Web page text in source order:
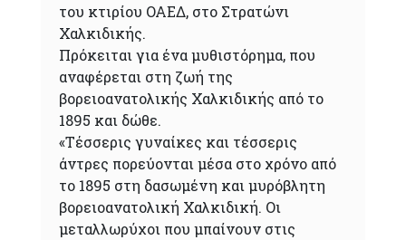
του κτιρίου ΟΑΕΔ, στο Στρατώνι
Χαλκιδικής.
Πρόκειται για ένα μυθιστόρημα, που
αναφέρεται στη ζωή της
βορειοανατολικής Χαλκιδικής από το
1895 και δώθε.
«Τέσσερις γυναίκες και τέσσερις
άντρες πορεύονται μέσα στο χρόνο από
το 1895 στη δασωμένη και μυρόβλητη
βορειοανατολική Χαλκιδική. Οι
μεταλλωρύχοι που μπαίνουν στις